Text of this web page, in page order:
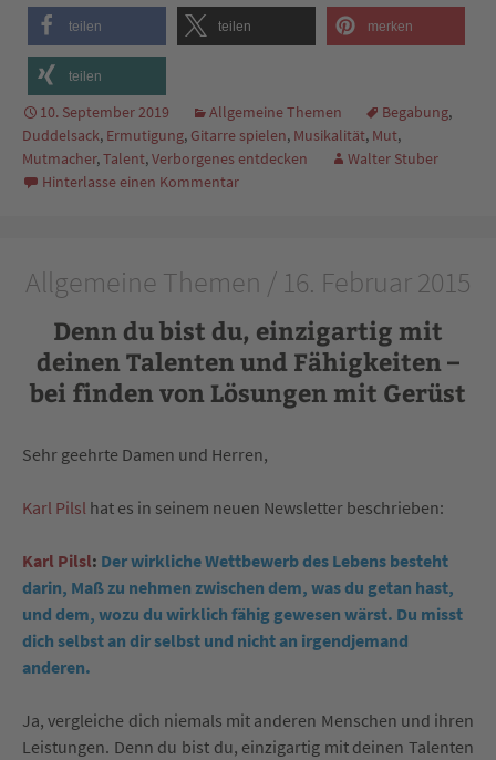
teilen teilen merken
teilen
10. September 2019 Allgemeine Themen Begabung,
Duddelsack, Ermutigung, Gitarre spielen, Musikalität, Mut,
Mutmacher,Talent,Verborgenes entdecken
Walter Stuber
Hinterlasse einen Kommentar
Allgemeine Themen / 16. Februar 2015
Denn du bist du, einzigartig mit
deinen Talenten und Fähigkeiten –
bei finden von Lösungen mit Gerüst
Sehr geehrte Damen und Herren,
Karl Pilsl hat es in seinem neuen Newsletter beschrieben:
Karl Pilsl: Der wirkliche Wettbewerb des Lebens besteht
darin, Maß zu nehmen zwischen dem, was du getan hast,
und dem, wozu du wirklich fähig gewesen wärst. Du misst
dich selbst an dir selbst und nicht an irgendjemand
anderen.
Ja, vergleiche dich niemals mit anderen Menschen und ihren
Leistungen. Denn du bist du, einzigartig mit deinen Talenten